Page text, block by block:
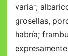
variar;
grosellas,
habría;